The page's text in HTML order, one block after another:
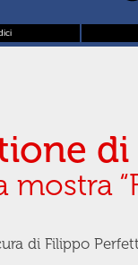
di Filippo